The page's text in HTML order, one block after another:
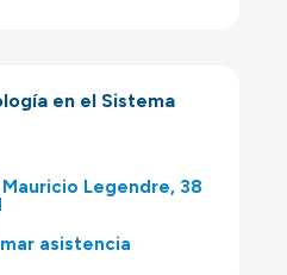
en el Sistema
Legendre, 38
asistencia